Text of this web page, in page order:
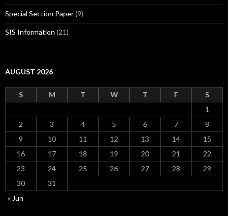
Special Section Paper(9)
SIS Information (21)
AUGUST 2026
S M T W T F
S
1
2
3 4 5 6 7
8
9
10 11 12 13 14
15
16
17 18 19 20 21
22
23
24 25 26 27 28
29
30
31
« Jun